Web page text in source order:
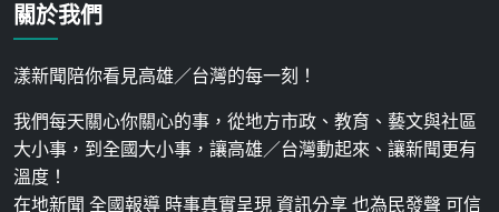
關於我們
漾新聞陪你看見高雄／台灣的每一刻！
我們每天關心你關心的事，從地方市政、教育、藝文與社區
大小事，到全國大小事，讓高雄／台灣動起來、讓新聞更有
溫度！
在地新聞 全國報導 時事真實呈現 資訊分享 也為民發聲 可信